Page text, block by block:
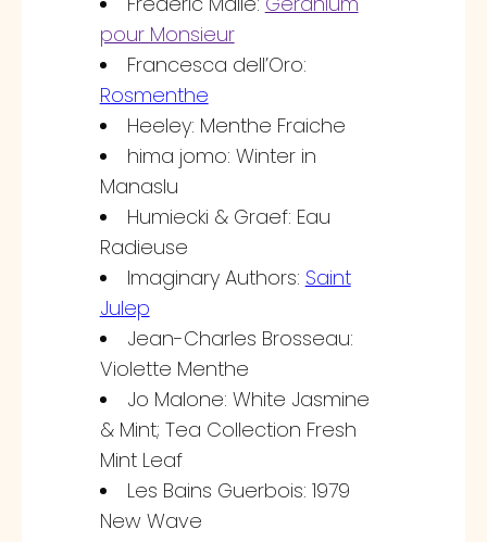
pour Monsieur
Francesca dell’Oro:
Rosmenthe
Heeley: Menthe Fraiche
hima jomo: Winter in
Manaslu
Humiecki & Graef: Eau
Radieuse
Imaginary Authors: Saint
Julep
Jean-Charles Brosseau:
Violette Menthe
Jo Malone: White Jasmine
& Mint; Tea Collection Fresh
Mint Leaf
Les Bains Guerbois: 1979
New Wave